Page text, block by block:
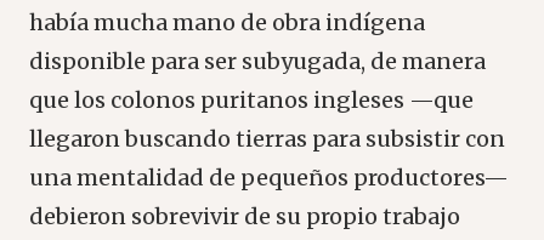
había mucha mano de obra indígena
disponible para ser subyugada, de manera
que los colonos puritanos ingleses —que
llegaron buscando tierras para subsistir con
una mentalidad de pequeños productores—
debieron sobrevivir de su propio trabajo